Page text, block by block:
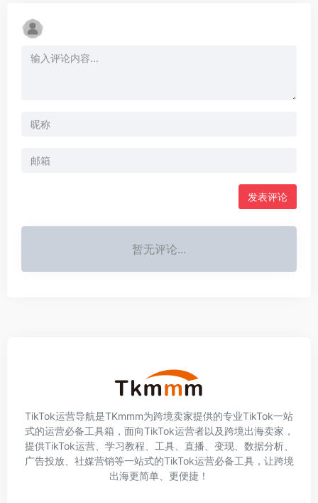
发表评论
暂无评论...
TikTok运营导航是TKmmm为跨境卖家提供的专业TikTok一站
式的运营必备工具箱，面向TikTok运营者以及跨境出海卖家，
提供TikTok运营、学习教程、工具、直播、变现、数据分析、
广告投放、社媒营销等一站式的TikTok运营必备工具，让跨境
出海更简单、更便捷！